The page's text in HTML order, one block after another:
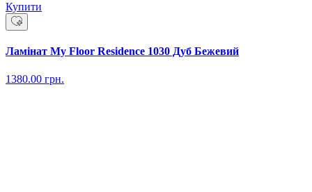
Купити
Ламінат My Floor Residence 1030 Дуб Бежевий
1380.00 грн.